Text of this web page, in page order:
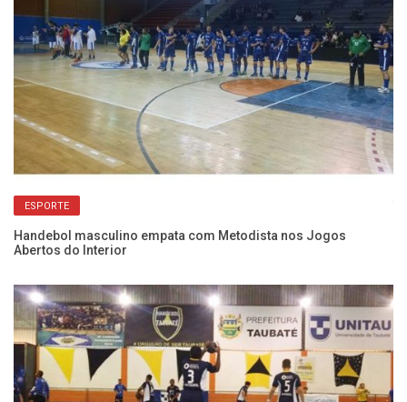
ESPORTE
Handebol masculino empata com Metodista nos Jogos
Abertos do Interior